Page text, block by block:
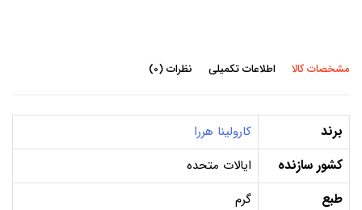
مشخصات کالا اطلاعات تکمیلی نظرات (0)
برند کارولینا هررا
کشور سازنده ایالات متحده
طبع گرم